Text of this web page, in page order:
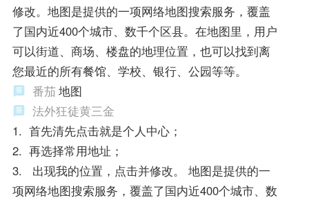
修改。地图是提供的一项网络地图搜索服务，覆盖
了国内近400个城市、数千个区县。在地图里，用户
可以街道、商场、楼盘的地理位置，也可以找到离
您最近的所有餐馆、学校、银行、公园等等。
番茄地图
法外狂徒黄三金
1. 首先清先点击就是个人中心；
2. 再选择常用地址；
3. 出现我的位置，点击并修改。 地图是提供的一
项网络地图搜索服务，覆盖了国内近400个城市、数